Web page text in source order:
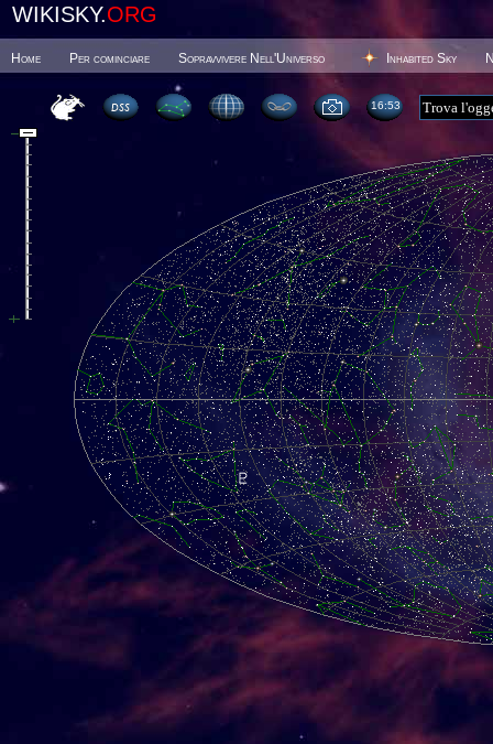
WIKISKY.ORG
Home Per cominciare Sopravvivere Nell'Universo Inhabited Sky
16 53